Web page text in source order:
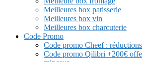
Meilleures box patisserie
Meilleures box vin
Meilleures box charcuterie
Code Promo
Code promo Cheef :
Code promo Qilibri +200€